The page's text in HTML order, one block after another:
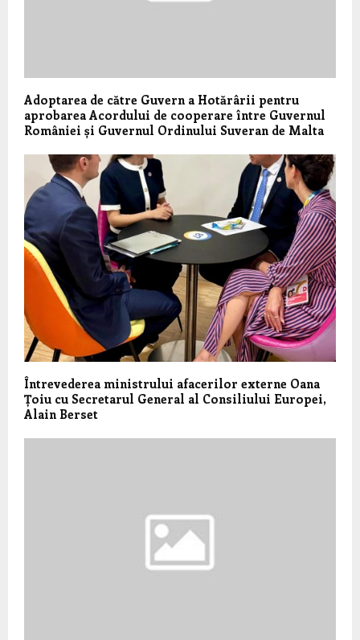
Adoptarea de către Guvern a Hotărârii pentru
aprobarea Acordului de cooperare între Guvernul
României și Guvernul Ordinului Suveran de Malta
Întrevederea ministrului afacerilor externe Oana
Țoiu cu Secretarul General al Consiliului Europei,
Alain Berset